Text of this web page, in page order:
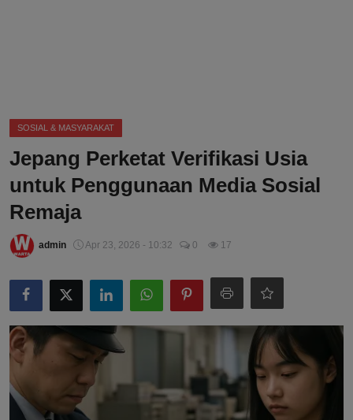
SOSIAL & MASYARAKAT
Jepang Perketat Verifikasi Usia
untuk Penggunaan Media Sosial
Remaja
admin Apr 23, 2026 - 10:32 0 17